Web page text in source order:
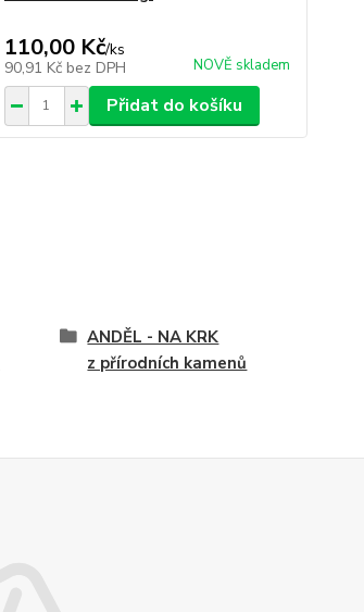
110,00 Kč/ks
90,91 Kč bez DPH NOVĚ skladem
Přidat do košíku
ANDĚL - NA KRK
z přírodních kamenů